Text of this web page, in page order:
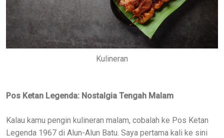
Kulineran
Pos Ketan Legenda: Nostalgia Tengah Malam
Kalau kamu pengin kulineran malam, cobalah ke Pos Ketan
Legenda 1967 di Alun-Alun Batu. Saya pertama kali ke sini